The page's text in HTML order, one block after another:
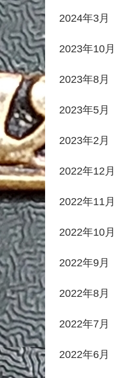
2024年3月
2023年10月
2023年8月
2023年5月
2023年2月
2022年12月
2022年11月
2022年10月
2022年9月
2022年8月
2022年7月
2022年6月